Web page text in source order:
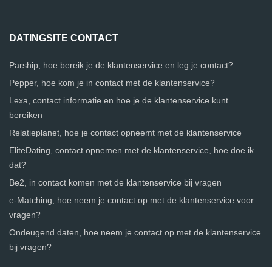
DATINGSITE CONTACT
Parship, hoe bereik je de klantenservice en leg je contact?
Pepper, hoe kom je in contact met de klantenservice?
Lexa, contact informatie en hoe je de klantenservice kunt
bereiken
Relatieplanet, hoe je contact opneemt met de klantenservice
EliteDating, contact opnemen met de klantenservice, hoe doe ik
dat?
Be2, in contact komen met de klantenservice bij vragen
e-Matching, hoe neem je contact op met de klantenservice voor
vragen?
Ondeugend daten, hoe neem je contact op met de klantenservice
bij vragen?